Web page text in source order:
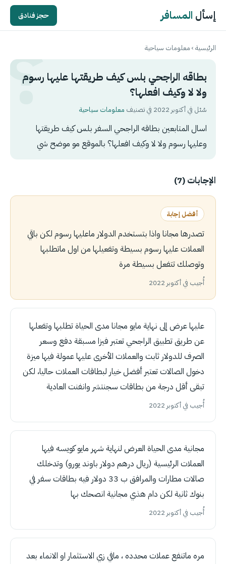
إسأل المسافر حجز فنادق
الرئيسية›معلومات سياحية
بطاقه الراجحي بلس كيف طريقتها عليها رسوم
ولا لا وكيف افعلها؟
سُئل في أكتوبر 2022 في تصنيف معلومات سياحية
اسال المتابعين بطاقه الراجحي السفر بلس كيف طريقتها
وعليها رسوم ولا لا وكيف افعلها؟ بالموقع مو موضح شي
الإجابات (7)
أفضل إجابة
تصدرها مجانا واذا بتستخدم الدولار ماعليها رسوم لكن باقي
العملات عليها رسوم بسيطة وتفعيلها من اول ماتطلبها
وتوصلك تتفعل بسيطة مرة
أُجيب في أكتوبر 2022
عليها عرض إلى نهاية مايو مجانا مدى الحياة تطلبها وتفعلها
عن طريق تطبيق الراجحي تعتبر فيزا مسبقة دفع وسعر
الصرف للدولار ثابت والعملات الأخرى عليها عمولة فيها ميزة
دخول الصالات تعتبر أفضل خيار لبطاقات العملات حاليا، لكن
تبقى أقل درجة من بطاقات سجنتشر وانفنت العادية
أُجيب في أكتوبر 2022
مجانية مدى الحياة العرض لنهاية شهر مايو كويسه فيها
العملات الرئيسية (ريال درهم دولار باوند يورو) وتدخلك
صالات مطارات والمرافق ب 33 دولار فيه بطاقات سفر في
بنوك ثانية لكن دام هذي مجانية انصحك بها
أُجيب في أكتوبر 2022
مره ماتنفع عملات محدده ، مافي زي الاستثمار او الانماء بعد